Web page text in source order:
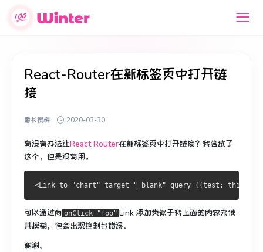
React-Router在新标签页中打开链
接
番长樱梅 2020-03-30
有没有办法让React Router在新标签页中打开链接？ 我尝试了
这个，但是没有用。
可以通过向 onClick="foo" Link 添加类似于我上面的内容来使
其模糊，但会出现控制台错误。
谢谢。